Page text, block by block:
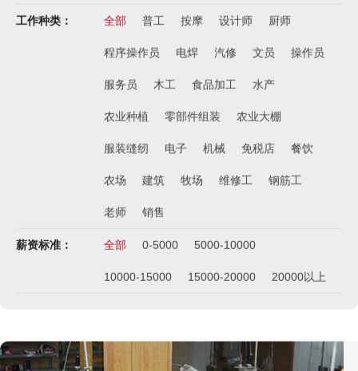
工作种类： 全部 普工 按摩 设计师 厨师
程序操作员 电焊 汽修 文员 操作员
服务员 木工 食品加工 水产
农业种植 零部件组装 农业大棚
服装缝纫 电子 机械 免税店 餐饮
农场 建筑 牧场 维修工 钢筋工
老师 销售
薪资标准： 全部 0-5000 5000-10000
10000-15000 15000-20000 20000以上